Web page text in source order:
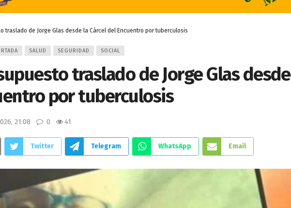
traslado de Jorge Glas desde la Cárcel del Encuentro por tuberculosis
SALUD SEGURIDAD SOCIAL
traslado de Jorge Glas desde
por tuberculosis
21:08 0 41
Twitter Telegram WhatsApp Email